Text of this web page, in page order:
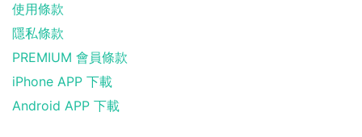
使用條款
隱私條款
PREMIUM 會員條款
iPhone APP 下載
Android APP 下載